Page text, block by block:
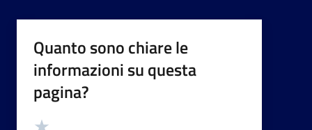
Quanto sono chiare le
informazioni su questa
pagina?
Valutazione